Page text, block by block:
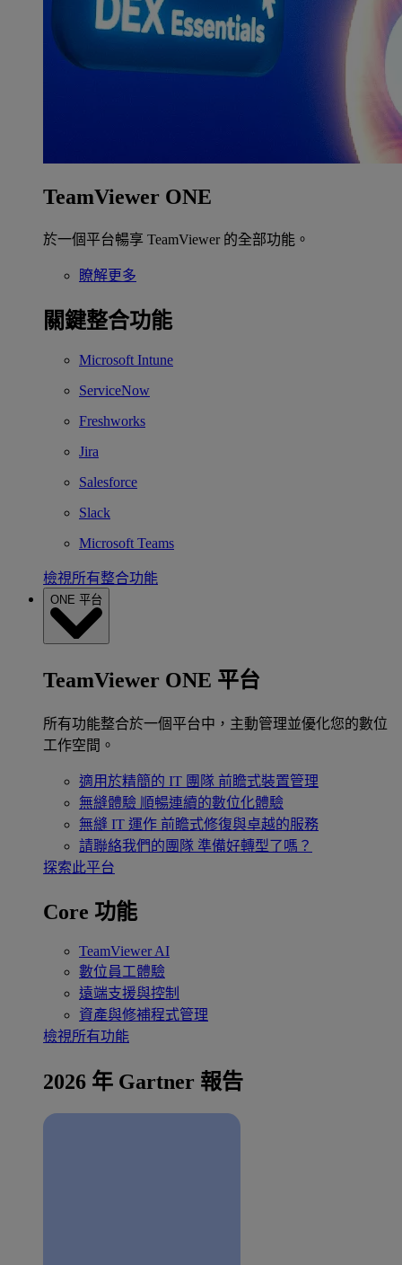
TeamViewer ONE
於一個平台暢享 TeamViewer 的全部功能。
瞭解更多
關鍵整合功能
Microsoft Intune
ServiceNow
Freshworks
Jira
Salesforce
Slack
Microsoft Teams
檢視所有整合功能
ONE 平台
TeamViewer ONE 平台
所有功能整合於一個平台中，主動管理並優化您的數位
工作空間。
適用於精簡的 IT 團隊 前瞻式裝置管理
無縫體驗 順暢連續的數位化體驗
無縫 IT 運作 前瞻式修復與卓越的服務
請聯絡我們的團隊 準備好轉型了嗎？
探索此平台
Core 功能
TeamViewer AI
數位員工體驗
遠端支援與控制
資產與修補程式管理
檢視所有功能
2026 年 Gartner 報告